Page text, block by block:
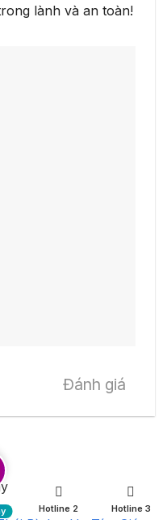
lành và an toàn!
Đánh giá
Bình – Uy Tín, Giá
Hotline 2 Hotline 3